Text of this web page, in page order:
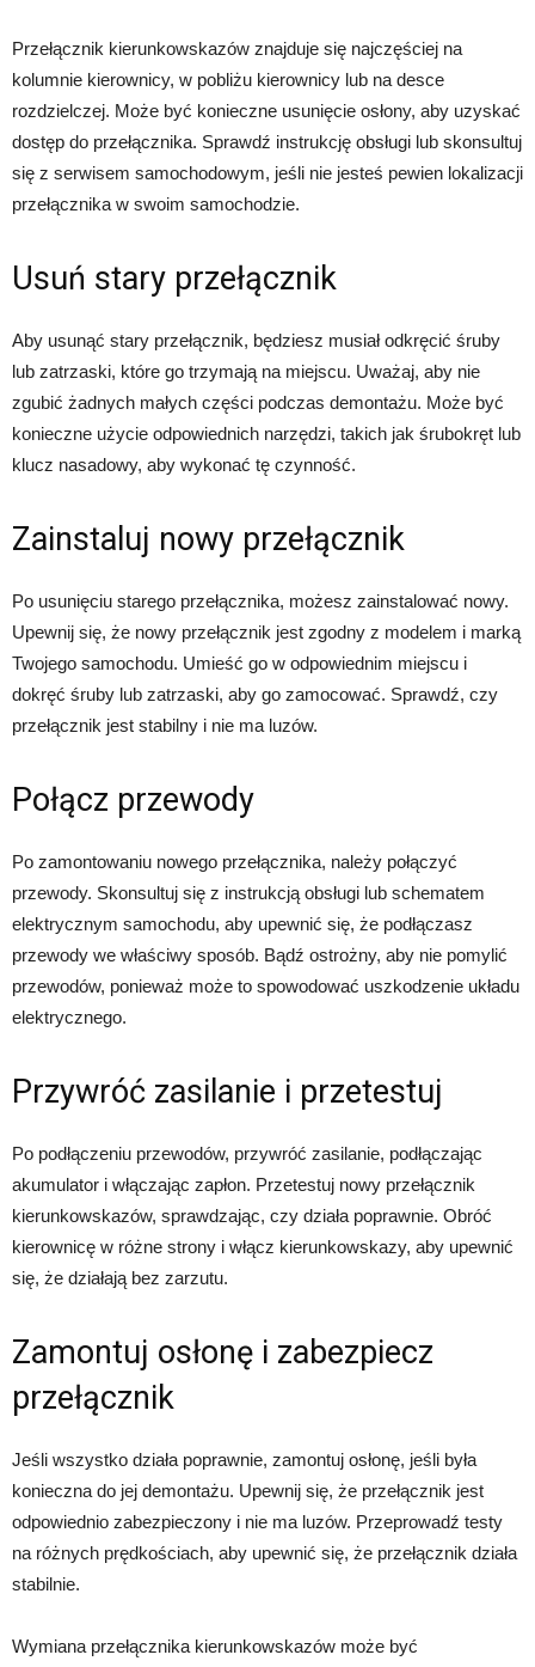
Przełącznik kierunkowskazów znajduje się najczęściej na
kolumnie kierownicy, w pobliżu kierownicy lub na desce
rozdzielczej. Może być konieczne usunięcie osłony, aby uzyskać
dostęp do przełącznika. Sprawdź instrukcję obsługi lub skonsultuj
się z serwisem samochodowym, jeśli nie jesteś pewien lokalizacji
przełącznika w swoim samochodzie.
Usuń stary przełącznik
Aby usunąć stary przełącznik, będziesz musiał odkręcić śruby
lub zatrzaski, które go trzymają na miejscu. Uważaj, aby nie
zgubić żadnych małych części podczas demontażu. Może być
konieczne użycie odpowiednich narzędzi, takich jak śrubokręt lub
klucz nasadowy, aby wykonać tę czynność.
Zainstaluj nowy przełącznik
Po usunięciu starego przełącznika, możesz zainstalować nowy.
Upewnij się, że nowy przełącznik jest zgodny z modelem i marką
Twojego samochodu. Umieść go w odpowiednim miejscu i
dokręć śruby lub zatrzaski, aby go zamocować. Sprawdź, czy
przełącznik jest stabilny i nie ma luzów.
Połącz przewody
Po zamontowaniu nowego przełącznika, należy połączyć
przewody. Skonsultuj się z instrukcją obsługi lub schematem
elektrycznym samochodu, aby upewnić się, że podłączasz
przewody we właściwy sposób. Bądź ostrożny, aby nie pomylić
przewodów, ponieważ może to spowodować uszkodzenie układu
elektrycznego.
Przywróć zasilanie i przetestuj
Po podłączeniu przewodów, przywróć zasilanie, podłączając
akumulator i włączając zapłon. Przetestuj nowy przełącznik
kierunkowskazów, sprawdzając, czy działa poprawnie. Obróć
kierownicę w różne strony i włącz kierunkowskazy, aby upewnić
się, że działają bez zarzutu.
Zamontuj osłonę i zabezpiecz
przełącznik
Jeśli wszystko działa poprawnie, zamontuj osłonę, jeśli była
konieczna do jej demontażu. Upewnij się, że przełącznik jest
odpowiednio zabezpieczony i nie ma luzów. Przeprowadź testy
na różnych prędkościach, aby upewnić się, że przełącznik działa
stabilnie.
Wymiana przełącznika kierunkowskazów może być